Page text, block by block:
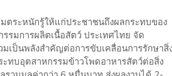
ตระหนักรู้ให้แก่ประชาชนถึงผลกระทบของ
รมการผลิตเนื้อสัตว์ ประเทศไทย จัด
มเป็นพลังสำคัญต่อการขับเคลื่อนการรักษาสิ่
ทบอุตสาหกรรมข้าวโพดอาหารสัตว์ต่อสิ่ง